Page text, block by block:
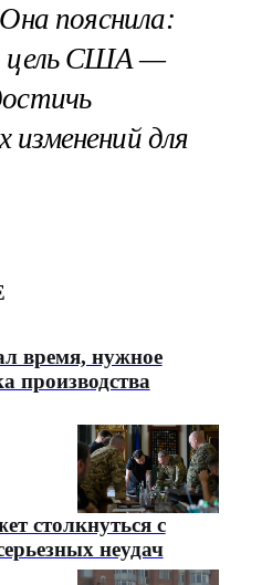
пояснила:
цель США —
для
время, нужное
производства
столкнуться с
неудач